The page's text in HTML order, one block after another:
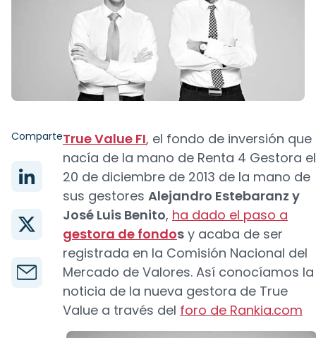
ComparteTrue Value FI, el fondo de inversión que
nacía de la mano de Renta 4 Gestora el
20 de diciembre de 2013 de la mano de
sus gestores Alejandro Estebaranz y
José Luis Benito, ha dado el paso a
gestora de fondos y acaba de ser
registrada en la Comisión Nacional del
Mercado de Valores. Así conocíamos la
noticia de la nueva gestora de True
Value a través del foro de Rankia.com